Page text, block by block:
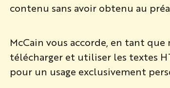
contenu sans avoir obtenu au
McCain vous accorde, en tant
télécharger et utiliser les textes
pour un usage exclusivement